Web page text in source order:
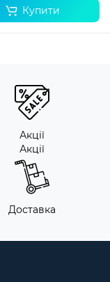
Купити
Акції
Акції
Доставка